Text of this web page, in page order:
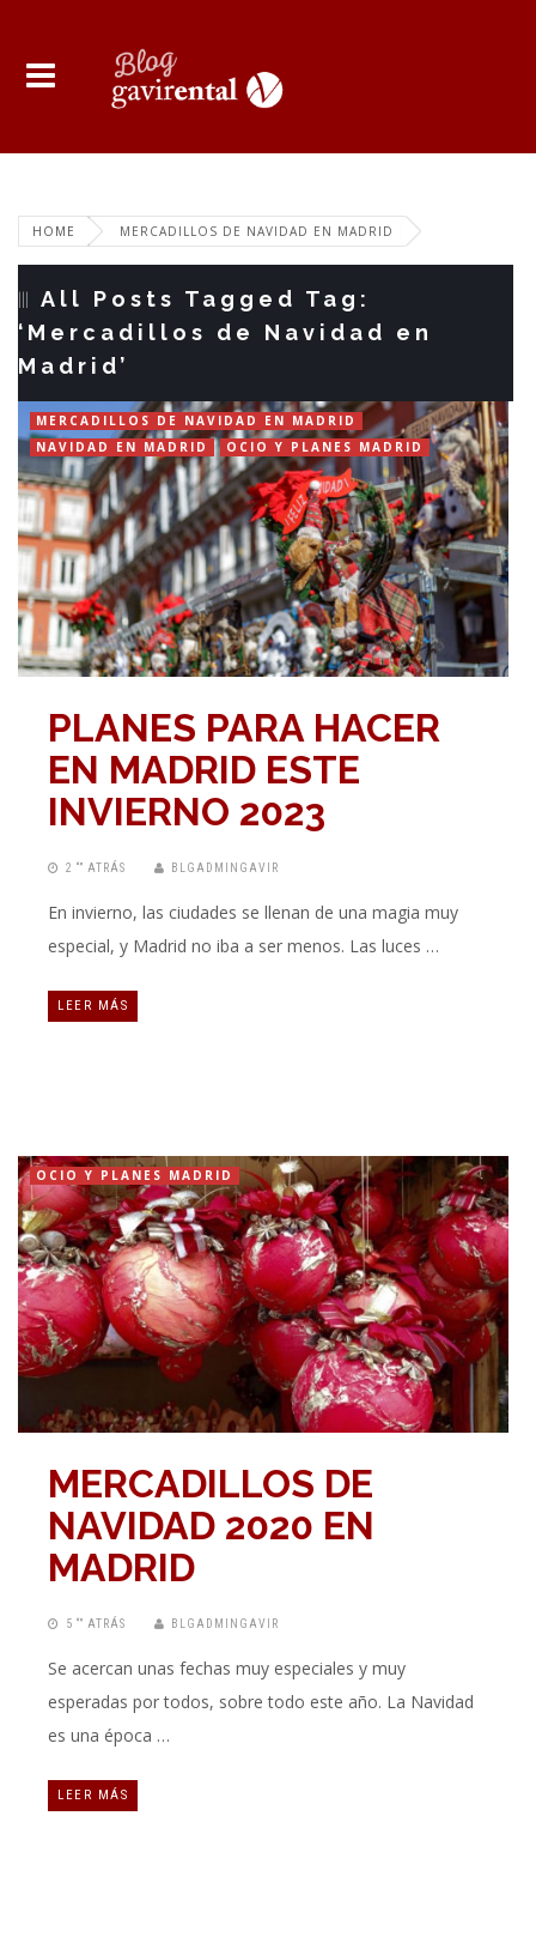
HOME MERCADILLOS DE NAVIDAD EN MADRID
All Posts Tagged Tag:
‘Mercadillos de Navidad en
Madrid’
MERCADILLOS DE NAVIDAD EN MADRID
NAVIDAD EN MADRID
OCIO Y PLANES MADRID
PLANES PARA HACER
EN MADRID ESTE
INVIERNO 2023
2 “” ATRÁS BLGADMINGAVIR
En invierno, las ciudades se llenan de una magia muy
especial, y Madrid no iba a ser menos. Las luces …
LEER MÁS
OCIO Y PLANES MADRID
MERCADILLOS DE
NAVIDAD 2020 EN
MADRID
5 “” ATRÁS BLGADMINGAVIR
Se acercan unas fechas muy especiales y muy
esperadas por todos, sobre todo este año. La Navidad
es una época …
LEER MÁS